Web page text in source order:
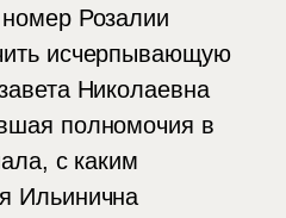
Розалии
исчерпывающую
Николаевна
полномочия в
с каким
Ильинична